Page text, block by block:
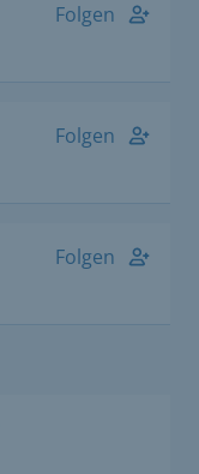
Folgen
Folgen
Folgen